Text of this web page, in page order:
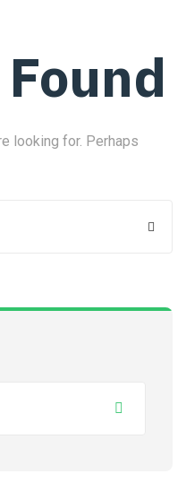
looking for. Perhaps